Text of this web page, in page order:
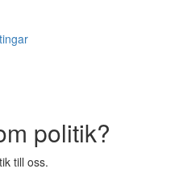
politik?
till oss.